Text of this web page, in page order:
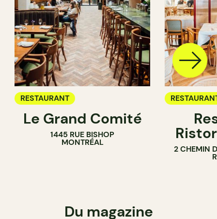
RESTAURANT
Le Grand Comité
1445 RUE BISHOP
MONTRÉAL
2 CHEMIN
Du magazine